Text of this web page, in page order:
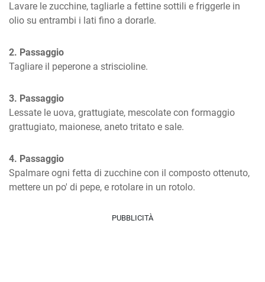
Lavare le zucchine, tagliarle a fettine sottili e friggerle in
olio su entrambi i lati fino a dorarle.
2. Passaggio
Tagliare il peperone a striscioline.
3. Passaggio
Lessate le uova, grattugiate, mescolate con formaggio
grattugiato, maionese, aneto tritato e sale.
4. Passaggio
Spalmare ogni fetta di zucchine con il composto ottenuto,
mettere un po' di pepe, e rotolare in un rotolo.
PUBBLICITÀ